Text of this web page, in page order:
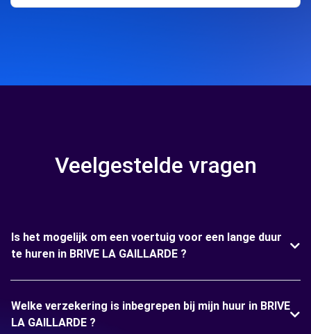
Veelgestelde vragen
Is het mogelijk om een voertuig voor een lange duur
te huren in BRIVE LA GAILLARDE ?
Welke verzekering is inbegrepen bij mijn huur in BRIVE
LA GAILLARDE ?